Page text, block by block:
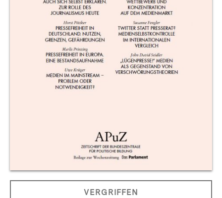
PRODUKT
VERGRIFFEN